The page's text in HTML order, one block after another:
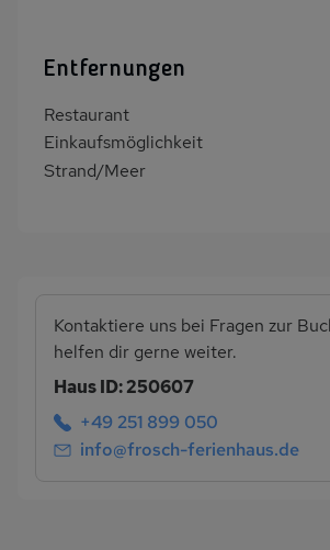
Entfernungen
Restaurant
Einkaufsmöglichkeit
Strand/Meer
Kontaktiere uns bei Fragen zur
helfen dir gerne weiter.
Haus ID: 250607
+49 251 899 050
info@frosch-ferienhaus.de